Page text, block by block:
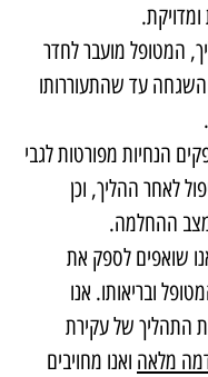
המטופל מועבר לחדר
עד שהתעוררותו
הנחיות מפורטות לגבי
לאחר ההליך, וכן
ההחלמה.
שואפים לספק את
ובריאותו. אנו
התהליך של עקירת
מלאה ואנו מחויבים